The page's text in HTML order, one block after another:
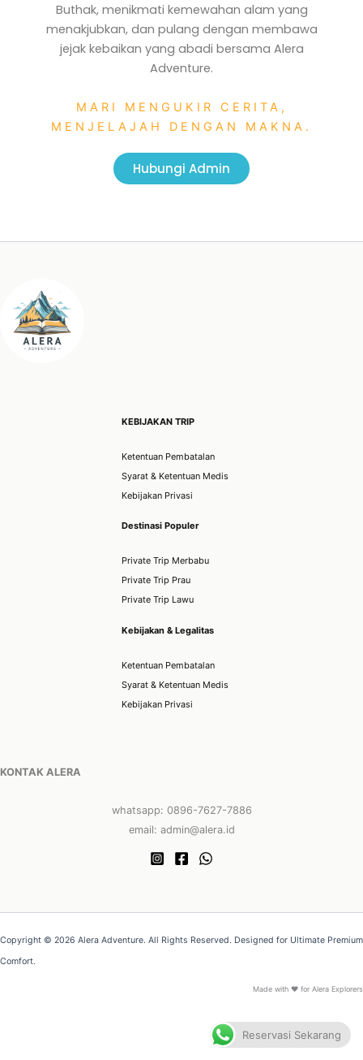
Buthak, menikmati kemewahan alam yang
menakjubkan, dan pulang dengan membawa
jejak kebaikan yang abadi bersama Alera
Adventure.
MARI MENGUKIR CERITA,
MENJELAJAH DENGAN MAKNA.
Hubungi Admin
KEBIJAKAN TRIP
Ketentuan Pembatalan
Syarat & Ketentuan Medis
Kebijakan Privasi
Destinasi Populer
Private Trip Merbabu
Private Trip Prau
Private Trip Lawu
Kebijakan & Legalitas
Ketentuan Pembatalan
Syarat & Ketentuan Medis
Kebijakan Privasi
KONTAK ALERA
whatsapp: 0896-7627-7886
email: admin@alera.id
Copyright © 2026 Alera Adventure. All Rights Reserved. Designed for Ultimate Premium
Comfort.
Made with ❤ for Alera Explorers
Reservasi Sekarang